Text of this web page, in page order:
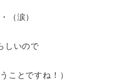
（涙）
しいので
ことですね！）